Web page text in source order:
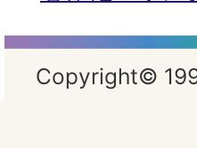
Copyright©